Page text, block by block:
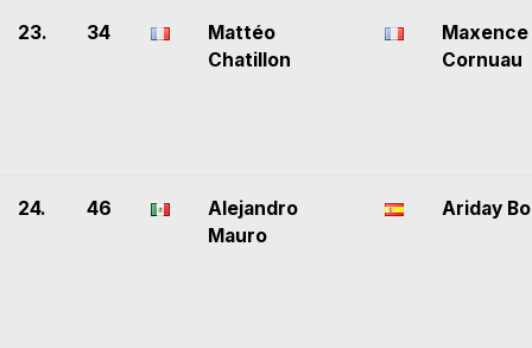
23. 34
Mattéo
Chatillon
Maxence
Cornuau
24. 46
Alejandro
Mauro
Ariday